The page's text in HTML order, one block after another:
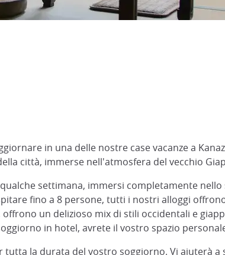
in una delle nostre case vacanze a
città, immerse nell'atmosfera del vecchio
settimana, immersi completamente nello
fino a 8 persone, tutti i nostri alloggi
un delizioso mix di stili occidentali e
in hotel, avrete il vostro spazio
la durata del vostro soggiorno. Vi aiuterà a